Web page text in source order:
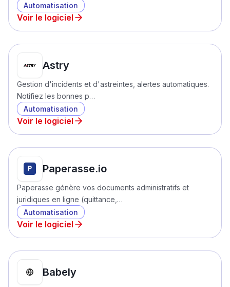
Automatisation
Voir le logiciel
Astry
Gestion d'incidents et d'astreintes, alertes automatiques.
Notifiez les bonnes p…
Automatisation
Voir le logiciel
Paperasse.io
Paperasse génère vos documents administratifs et
juridiques en ligne (quittance,…
Automatisation
Voir le logiciel
Babely